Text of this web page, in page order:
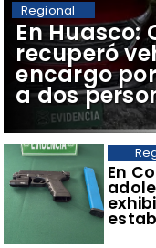
​En
​En Huasco:
recuperó
encargo
a dos
Regional